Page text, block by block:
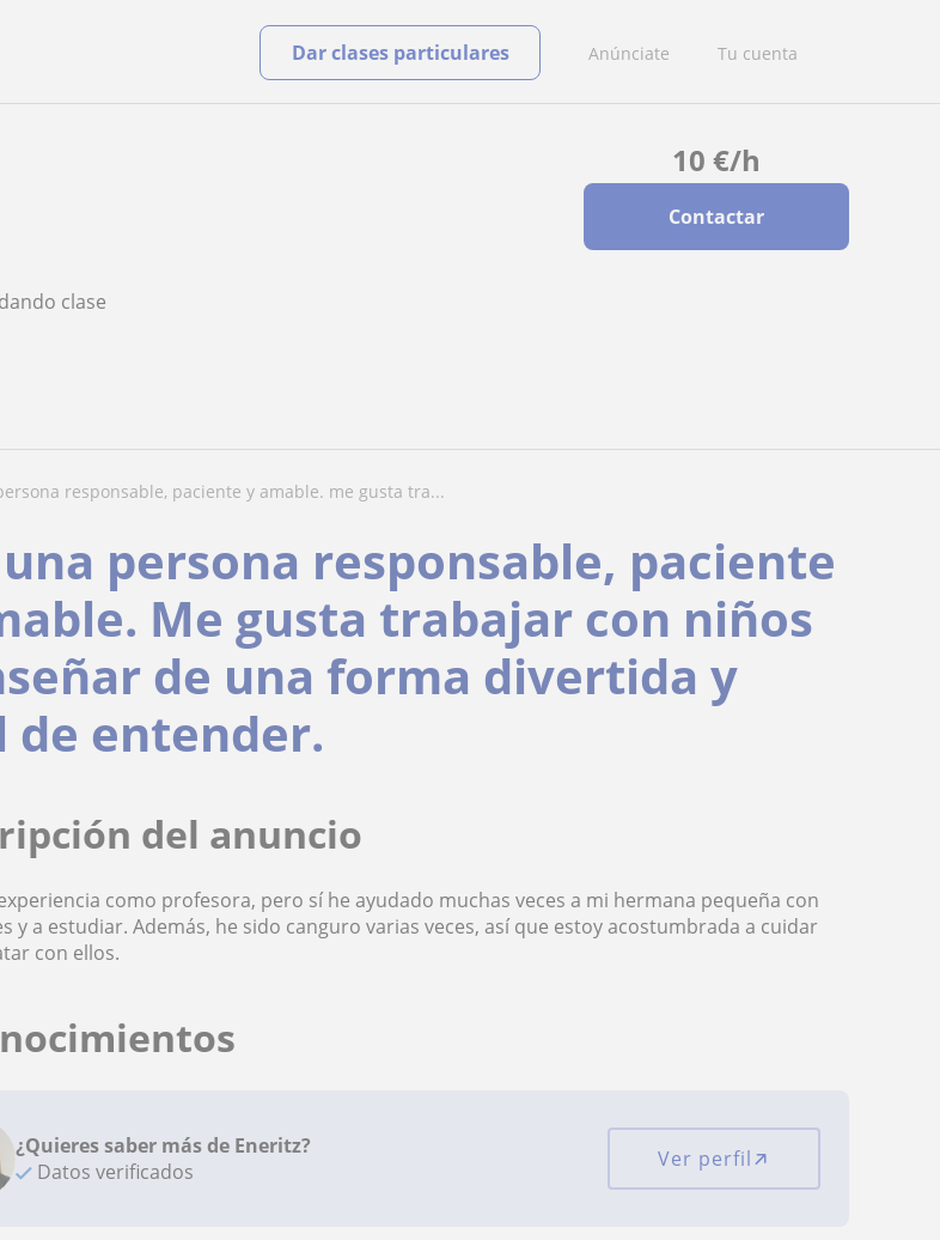
Anúnciate Tu cuenta
Dar clases particulares
10 €/h
Contactar
dando clase
responsable, paciente y amable. me gusta tra...
una persona responsable, paciente
Me gusta trabajar con niños
de una forma divertida y
de entender.
del anuncio
como profesora, pero sí he ayudado muchas veces a mi hermana pequeña con
y a estudiar. Además, he sido canguro varias veces, así que estoy acostumbrada a cuidar
con ellos.
¿Quieres saber más de Eneritz?
Datos verificados
Ver perfil